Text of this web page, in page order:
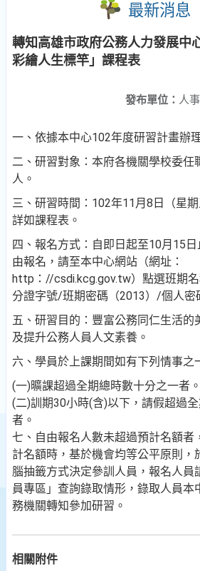
最新消息
轉知高雄市政府公務人力發展中
彩繪人生標竿」課程表
發布單位： 人
一、依據本中心102年度研習計畫辦
二、研習對象：本府各機關學校委任
人。
三、研習時間：102年11月8日（星
詳如課程表。
四、報名方式：自即日起至10月15
由報名，請至本中心網站（網址：
http：//csdi.kcg.gov.tw）點選班期
分證字號/班期密碼（2013）/個人密
五、研習目的：豐富公務同仁生活的
及提升公務人員人文素養。
六、學員於上課期間如有下列情事之
(一)曠課超過全期總時數十分之一者。
(二)訓期30小時(含)以下，請假超過
者。
七、自由報名人數未超過預計名額者
計名額時，基於機會均等公平原則，
腦抽籤方式決定參訓人員，報名人員
員專區」查詢錄取情形，錄取人員本
務機關轉知參加研習。
相關附件